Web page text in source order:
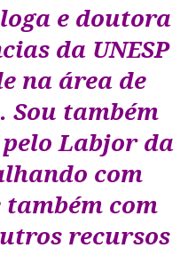
e doutora
da UNESP
na área de
Sou também
Labjor da
com
também com
recursos